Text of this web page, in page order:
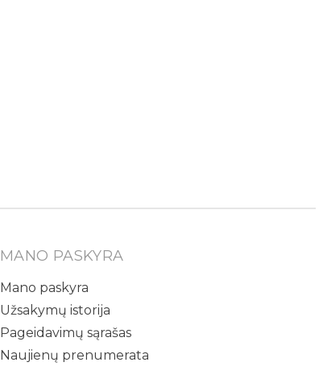
MANO PASKYRA
Mano paskyra
Užsakymų istorija
Pageidavimų sąrašas
Naujienų prenumerata